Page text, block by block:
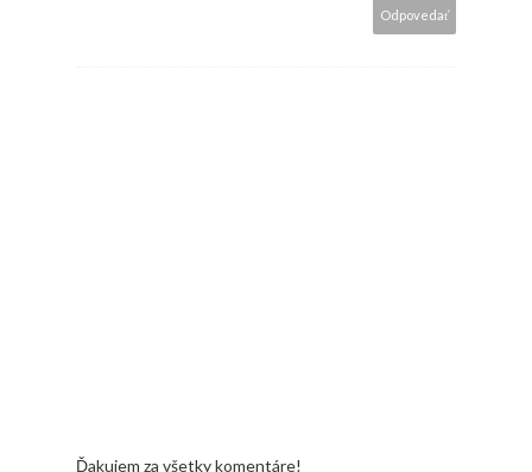
Odpovedať
Ďakujem za všetky komentáre!